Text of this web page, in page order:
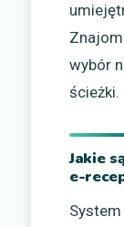
wybór
ścieżki.
Jakie
e-